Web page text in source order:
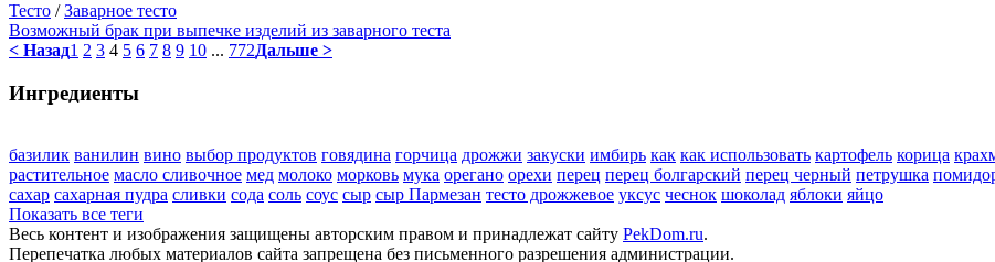
Тесто /Заварное тесто
Возможный брак при выпечке изделий из заварного теста
< Назад1 2 3 4 5 6 7 8 9 10 ... 772Дальше >
Ингредиенты
базилик ванилин вино выбор продуктов говядина горчица дрожжи закуски имбирь как как использовать картофель корица
растительное масло сливочное мед молоко морковь мука орегано орехи перец перец болгарский перец черный петрушка
сахар сахарная пудра сливки сода соль соус сыр сыр Пармезан тесто дрожжевое уксус чеснок шоколад яблоки яйцо
Показать все теги
Весь контент и изображения защищены авторским правом и принадлежат сайту PekDom.ru.
Перепечатка любых материалов сайта запрещена без письменного разрешения администрации.